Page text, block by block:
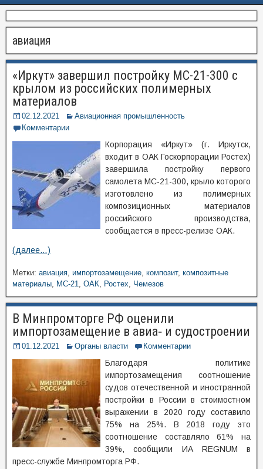
авиация
«Иркут» завершил постройку МС-21-300 с
крылом из российских полимерных
материалов
02.12.2021
Авиационная промышленность
Комментарии
Корпорация «Иркут» (г. Иркутск,
входит в ОАК Госкорпорации Ростех)
завершила постройку первого
самолета МС-21-300, крыло которого
изготовлено из полимерных
композиционных материалов
российского производства,
сообщается в пресс-релизе ОАК.
(далее…)
Метки: авиация, импортозамещение, композит, композитные
материалы, МС-21, ОАК, Ростех, Чемезов
В Минпромторге РФ оценили
импортозамещение в авиа‑ и судостроении
01.12.2021 Органы власти Комментарии
Благодаря политике
импортозамещения соотношение
судов отечественной и иностранной
постройки в России в стоимостном
выражении в 2020 году составило
75% на 25%. В 2018 году это
соотношение составляло 61% на
39%, сообщили ИА REGNUM в
пресс-службе Минпромторга РФ.